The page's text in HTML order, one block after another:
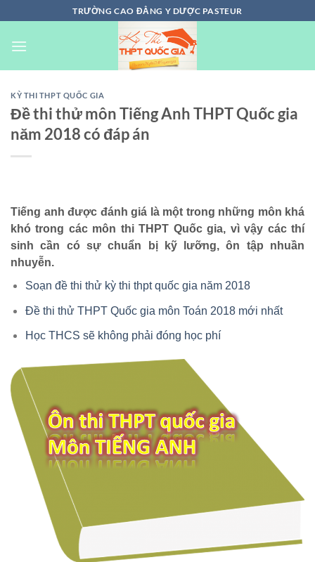
đến
nội
TRƯỜNG CAO ĐẲNG Y DƯỢC PASTEUR
KỲ THI THPT QUỐC GIA
Đề thi thử môn Tiếng Anh THPT Quốc gia
năm 2018 có đáp án
Tiếng anh được đánh giá là một trong những môn khá
khó trong các môn thi THPT Quốc gia, vì vậy các thí
sinh cần có sự chuẩn bị kỹ lưỡng, ôn tập nhuần
nhuyễn.
Soạn đề thi thử kỳ thi thpt quốc gia năm 2018
Đề thi thử THPT Quốc gia môn Toán 2018 mới nhất
Học THCS sẽ không phải đóng học phí